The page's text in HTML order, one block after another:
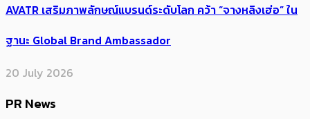
AVATR เสริมภาพลักษณ์แบรนด์ระดับโลก คว้า “จางหลิงเฮ่อ” ใน
ฐานะ Global Brand Ambassador
20 July 2026
PR News